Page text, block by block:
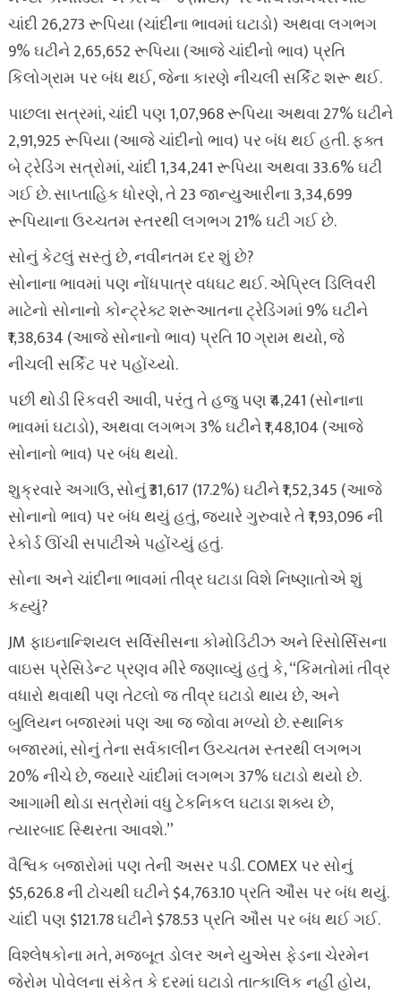
ચાંદી 26,273 રૂપિયા (ચાંદીના ભાવમાં ઘટાડો) અથવા લગભગ
9% ઘટીને 2,65,652 રૂપિયા (આજે ચાંદીનો ભાવ) પ્રતિ
કિલોગ્રામ પર બંધ થઈ, જેના કારણે નીચલી સર્કિટ શરૂ થઈ.
પાછલા સત્રમાં, ચાંદી પણ 1,07,968 રૂપિયા અથવા 27% ઘટીને
2,91,925 રૂપિયા (આજે ચાંદીનો ભાવ) પર બંધ થઈ હતી. ફક્ત
બે ટ્રેડિંગ સત્રોમાં, ચાંદી 1,34,241 રૂપિયા અથવા 33.6% ઘટી
ગઈ છે. સાપ્તાહિક ધોરણે, તે 23 જાન્યુઆરીના 3,34,699
રૂપિયાના ઉચ્ચતમ સ્તરથી લગભગ 21% ઘટી ગઈ છે.
સોનું કેટલું સસ્તું છે, નવીનતમ દર શું છે?
સોનાના ભાવમાં પણ નોંધપાત્ર વધઘટ થઈ. એપ્રિલ ડિલિવરી
માટેનો સોનાનો કોન્ટ્રેક્ટ શરૂઆતના ટ્રેડિંગમાં 9% ઘટીને
₹1,38,634 (આજે સોનાનો ભાવ) પ્રતિ 10 ગ્રામ થયો, જે
નીચલી સર્કિટ પર પહોંચ્યો.
પછી થોડી રિકવરી આવી, પરંતુ તે હજુ પણ ₹4,241 (સોનાના
ભાવમાં ઘટાડો), અથવા લગભગ 3% ઘટીને ₹1,48,104 (આજે
સોનાનો ભાવ) પર બંધ થયો.
શુક્રવારે અગાઉ, સોનું ₹31,617 (17.2%) ઘટીને ₹1,52,345 (આજે
સોનાનો ભાવ) પર બંધ થયું હતું, જ્યારે ગુરુવારે તે ₹1,93,096 ની
રેકોર્ડ ઊંચી સપાટીએ પહોંચ્યું હતું.
સોના અને ચાંદીના ભાવમાં તીવ્ર ઘટાડા વિશે નિષ્ણાતોએ શું
કહ્યું?
JM ફાઇનાન્શિયલ સર્વિસીસના કોમોડિટીઝ અને રિસોર્સિસના
વાઇસ પ્રેસિડેન્ટ પ્રણવ મીરે જણાવ્યું હતું કે, “કિંમતોમાં તીવ્ર
વધારો થવાથી પણ તેટલો જ તીવ્ર ઘટાડો થાય છે, અને
બુલિયન બજારમાં પણ આ જ જોવા મળ્યો છે. સ્થાનિક
બજારમાં, સોનું તેના સર્વકાલીન ઉચ્ચતમ સ્તરથી લગભગ
20% નીચે છે, જ્યારે ચાંદીમાં લગભગ 37% ઘટાડો થયો છે.
આગામી થોડા સત્રોમાં વધુ ટેકનિકલ ઘટાડા શક્ય છે,
ત્યારબાદ સ્થિરતા આવશે.”
વૈશ્વિક બજારોમાં પણ તેની અસર પડી. COMEX પર સોનું
$5,626.8 ની ટોચથી ઘટીને $4,763.10 પ્રતિ ઔંસ પર બંધ થયું.
ચાંદી પણ $121.78 ઘટીને $78.53 પ્રતિ ઔંસ પર બંધ થઈ ગઈ.
વિશ્લેષકોના મતે, મજબૂત ડોલર અને યુએસ ફેડના ચેરમેન
જેરોમ પોવેલના સંકેત કે દરમાં ઘટાડો તાત્કાલિક નહીં હોય,